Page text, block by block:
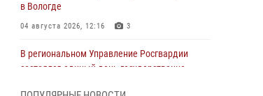
в Вологде
04 августа 2026, 12:16 3
В региональном Управление Росгвардии
состоялся единый день государственно-